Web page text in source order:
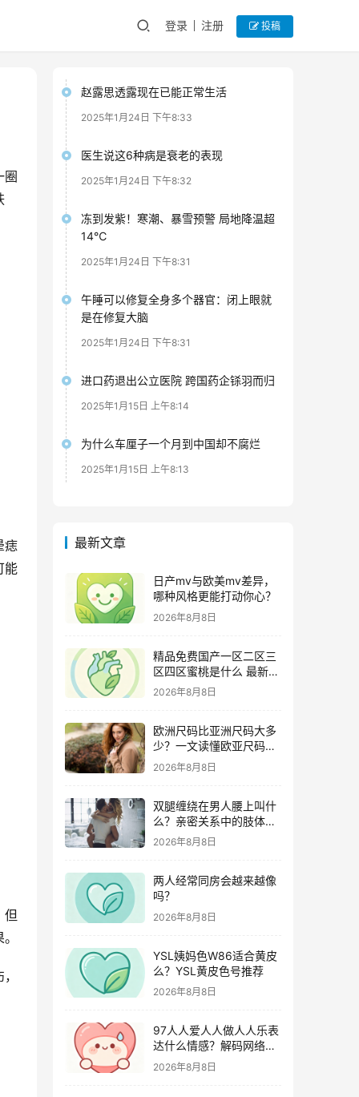
登录 注册 投稿
圈
痣
能
但
赵露思透露现在已能正常生活
2025年1月24日 下午8:33
医生说这6种病是衰老的表现
2025年1月24日 下午8:32
冻到发紫！寒潮、暴雪预警 局地降温超
14℃
2025年1月24日 下午8:31
午睡可以修复全身多个器官：闭上眼就
是在修复大脑
2025年1月24日 下午8:31
进口药退出公立医院 跨国药企铩羽而归
2025年1月15日 上午8:14
为什么车厘子一个月到中国却不腐烂
2025年1月15日 上午8:13
最新文章
日产mv与欧美mv差异，
哪种风格更能打动你心？
2026年8月8日
精品免费国产一区二区三
区四区蜜桃是什么 最新追
剧攻略及资源甄别技巧
2026年8月8日
欧洲尺码比亚洲尺码大多
少？一文读懂欧亚尺码差
异与购物攻略
2026年8月8日
双腿缠绕在男人腰上叫什
么？亲密关系中的肢体语
言深度解析
2026年8月8日
两人经常同房会越来越像
吗？
2026年8月8日
YSL姨妈色W86适合黄皮
么？YSL黄皮色号推荐
2026年8月8日
97人人爱人人做人人乐表
达什么情感？解码网络世
代独特的社交共鸣
2026年8月8日